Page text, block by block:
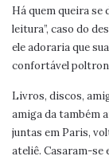
Há quem queira se
leitura”, caso do
ele adoraria que
confortável
Livros, discos,
amiga da também
juntas em Paris,
ateliê. Casaram-se